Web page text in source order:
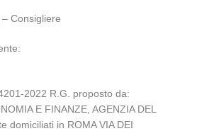
Consigliere
2022 R.G. proposto da:
E FINANZE, AGENZIA DEL
domiciliati in ROMA VIA DEI